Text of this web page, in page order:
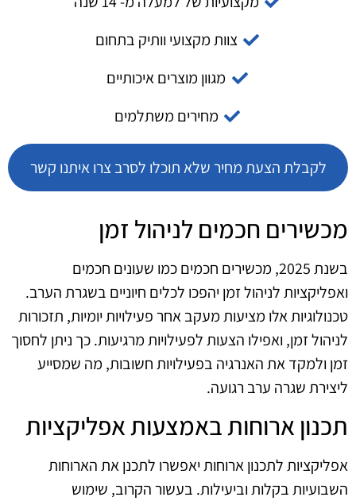
צוות מקצועי וותיק בתחום
מגוון מוצרים איכותיים
מחירים משתלמים
לקבלת הצעת מחיר שלא תוכלו לסרב צרו איתנו קשר
מכשירים חכמים לניהול זמן
בשנת 2025, מכשירים חכמים כמו שעונים חכמים
ואפליקציות לניהול זמן יהפכו לכלים חיוניים בשגרת הערב.
טכנולוגיות אלו מציעות מעקב אחר פעילויות יומיות, תזכורות
לניהול זמן, ואפילו הצעות לפעילויות מרגיעות. כך ניתן לחסוך
זמן ולמקד את האנרגיה בפעילויות חשובות, מה שמסייע
ליצירת שגרה ערב רגועה.
תכנון ארוחות באמצעות אפליקציות
אפליקציות לתכנון ארוחות יאפשרו לתכנן את הארוחות
השבועיות בקלות וביעילות. בעשור הקרוב, שימוש